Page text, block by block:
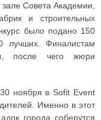
Совета Академии,
и строительных
было подано 150
лучших. Финалистам
после чего жюри
ноября в Sofit Event
Именно в этот
города соберутся